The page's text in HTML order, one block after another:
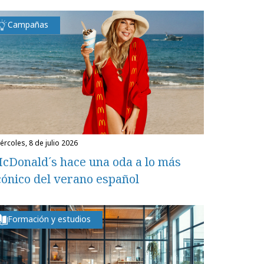
Campañas
8 de julio 2026
hace una oda a lo más
del verano español
Formación y estudios